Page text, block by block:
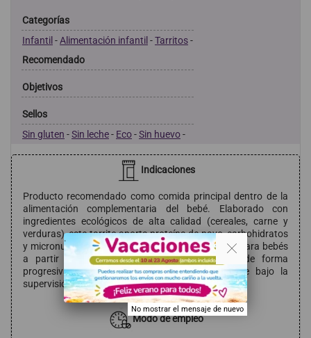
Categorías
Infantil-Alimentación infantil-Tarritos-
Recomendado
Objetivos
Sellos
Sin gluten -Sin leche- Eco-Sin huevo-
Indicaciones
Producto recomendado como comida principal dentro de la
alimentación complementaria del bebé. Elaborado con
ingredientes ecológicos de alta calidad (cereales, carne y
verduras), este tarrito aporta proteína de pavo, carbohidratos
y micronutrientes de forma equilibrada. Indicado para bebés
a partir de 10 meses, ayudando a introducir de forma
progresiva texturas y sabores variados, siempre bajo la
supervisión de un adulto.
Modo de empleo
. .
No mostrar el mensaje de nuevo